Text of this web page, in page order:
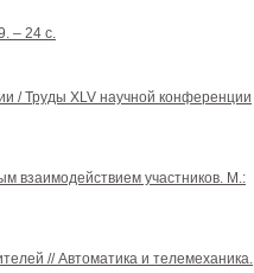
– 24 с.
/ Труды XLV научной конференции
взаимодействием участников. М.:
// Автоматика и телемеханика.